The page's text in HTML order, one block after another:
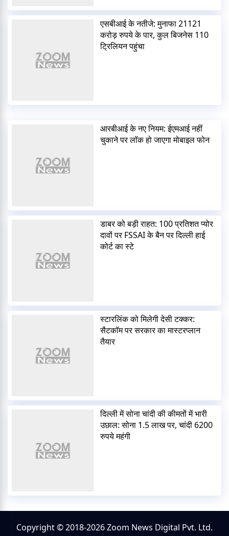
एसबीआई के नतीजे: मुनाफा 21121
करोड़ रुपये के पार, कुल बिजनेस 110
ट्रिलियन पहुंचा
आरबीआई के नए नियम: ईएमआई नहीं
चुकाने पर लॉक हो जाएगा मोबाइल फोन
डाबर को बड़ी राहत: 100 प्रतिशत प्योर
दावों पर FSSAI के बैन पर दिल्ली हाई
कोर्ट का स्टे
स्टारलिंक को मिलेगी देसी टक्कर:
सैटकॉम पर सरकार का मास्टरप्लान
तैयार
दिल्ली में सोना चांदी की कीमतों में भारी
उछाल: सोना 1.5 लाख पर, चांदी 6200
रुपये महंगी
Copyright © 2018-2026 Zoom News Digital Pvt. Ltd.